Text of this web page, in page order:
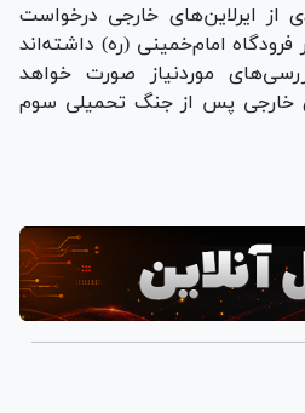
از ایرلاین‌های خارجی درخواست
فرودگاه امام‌خمینی (ره) داشته‌اند
موردنیاز صورت خواهد
خارجی پس از جنگ تحمیلی سوم